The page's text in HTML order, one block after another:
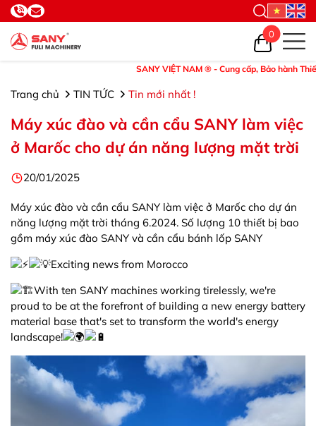
SANY VIỆT NAM ® - Cung cấp, Bảo hành Thiết bị
0
Trang chủ TIN TỨC Tin mới nhất !
Máy xúc đào và cần cẩu SANY làm việc
ở Marốc cho dự án năng lượng mặt trời
20/01/2025
Máy xúc đào và cần cẩu SANY làm việc ở Marốc cho dự án
năng lượng mặt trời tháng 6.2024. Số lượng 10 thiết bị bao
gồm máy xúc đào SANY và cần cẩu bánh lốp SANY
Exciting news from Morocco
With ten SANY machines working tirelessly, we're
proud to be at the forefront of building a new energy battery
material base that's set to transform the world's energy
landscape!